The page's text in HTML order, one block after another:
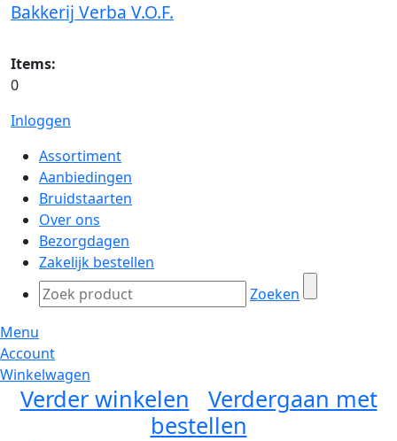
Bakkerij Verba V.O.F.
Items:
0
Inloggen
Assortiment
Aanbiedingen
Bruidstaarten
Over ons
Bezorgdagen
Zakelijk bestellen
Zoeken
Menu
Account
Winkelwagen
Verder winkelen
Verdergaan met
bestellen